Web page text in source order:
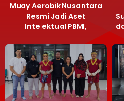
Muay Aerobik Nusantara
Resmi Jadi Aset
Intelektual PBMI,
Terobosan Bangun
Grassroots